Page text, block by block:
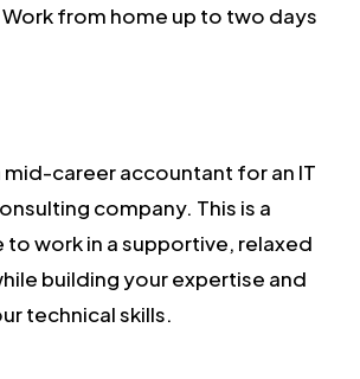
Work from home up to two days
mid-career accountant for an IT
company. This is a
to work in a supportive, relaxed
building your expertise and
technical skills.